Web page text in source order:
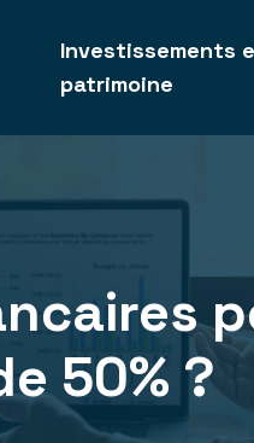
Investissements
patrimoine
50% ?